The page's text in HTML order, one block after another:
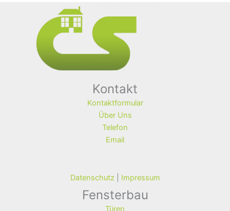
Kontakt
Kontaktformular
Über Uns
Telefon
Email
Datenschutz Impressum
Fensterbau
Türen